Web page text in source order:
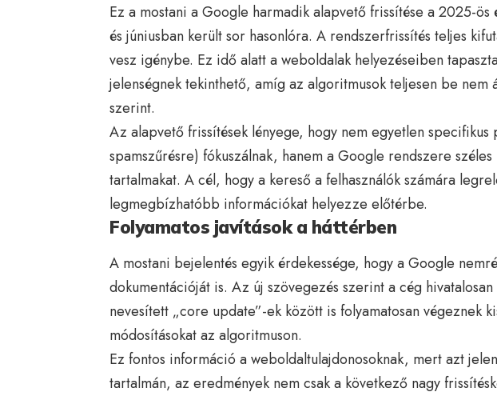
Ez a mostani a Google harmadik alapvető frissítése a 2025-
és júniusban került sor hasonlóra. A rendszerfrissítés teljes
vesz igénybe. Ez idő alatt a weboldalak helyezéseiben
jelenségnek tekinthető, amíg az algoritmusok teljesen be nem
szerint.
Az alapvető frissítések lényege, hogy nem egyetlen
spamszűrésre) fókuszálnak, hanem a Google rendszere
tartalmakat. A cél, hogy a kereső a felhasználók számára
legmegbízhatóbb információkat helyezze előtérbe.
Folyamatos javítások a háttérben
A mostani bejelentés egyik érdekessége, hogy a Google
dokumentációját is. Az új szövegezés szerint a cég
nevesített „core update”-ek között is folyamatosan végeznek
módosításokat az algoritmuson.
Ez fontos információ a weboldaltulajdonosoknak, mert azt
tartalmán, az eredmények nem csak a következő nagy